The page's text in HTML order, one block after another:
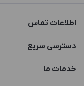
اطلاعات تماس
021-88846810-1
دسترسی سریع
حساب کاربری
خدمات ما